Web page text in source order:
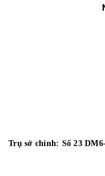
Trụ sở chính: Số 23